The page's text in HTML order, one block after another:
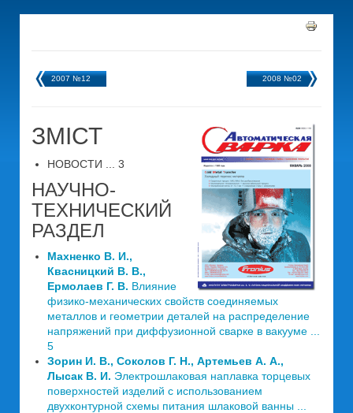
2007 №12 2008 №02
ЗМІСТ
НОВОСТИ ... 3
НАУЧНО-
ТЕХНИЧЕСКИЙ
РАЗДЕЛ
Махненко В. И.,
Квасницкий В. В.,
Ермолаев Г. В. Влияние
физико-механических свойств соединяемых
металлов и геометрии деталей на распределение
напряжений при диффузионной сварке в вакууме ...
5
Зорин И. В., Соколов Г. Н., Артемьев А. А.,
Лысак В. И. Электрошлаковая наплавка торцевых
поверхностей изделий с использованием
двухконтурной схемы питания шлаковой ванны ...